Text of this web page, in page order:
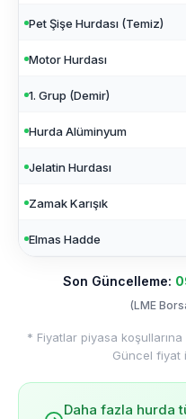
Pet Şişe Hurdası (Temiz)
Motor Hurdası
1. Grup (Demir)
Hurda Alüminyum
Jelatin Hurdası
Zamak Karışık
Elmas Hadde
Son Güncelleme:
(LME
* Fiyatlar piyasa
Güncel fiyat
Daha fazla hurda